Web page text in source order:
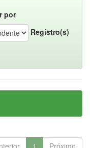
por
Registro(s)
1 Próximo